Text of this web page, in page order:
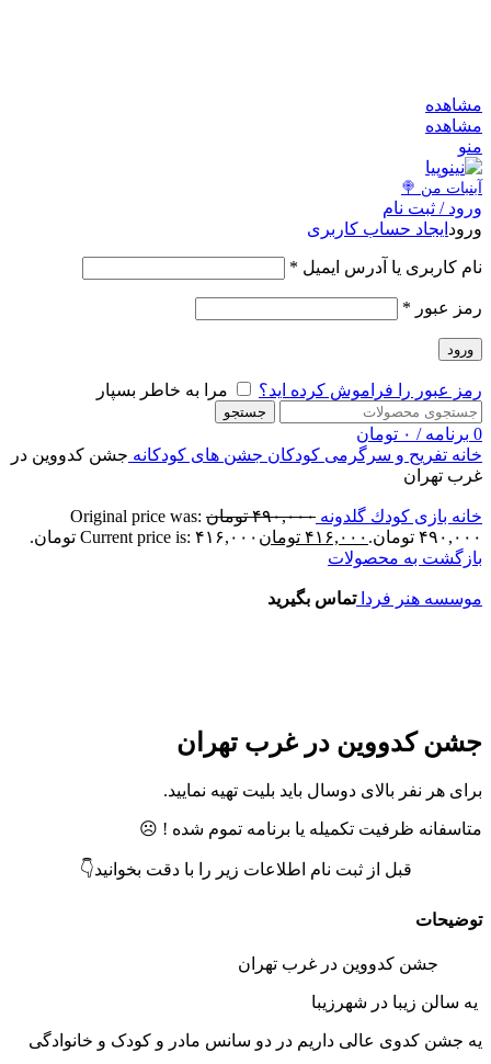
من 🍭
/ ثبت نام
ایجاد حساب کاربری
کاربری یا آدرس ایمیل*
عبور*
ورود
عبور را فراموش کرده اید؟ مرا به خاطر بسپار
جستجو
برنامه / ۰ تومان
تفریح و سرگرمی کودکانجشن های کودکانهجشن کدووین در
تهران
بازی كودك گلدونه۴۹۰,۰۰۰ تومان Original price was:
تومان.
۴۱۶,۰۰۰ تومانCurrent price is: ۴۱۶,۰۰۰ تومان.
به محصولات
هنر فرداتماس بگیرید
کدووین در غرب تهران
هر نفر بالای دوسال باید بلیت تهیه نمایید.
ظرفیت تکمیله یا برنامه تموم شده ! ☹️
قبل از ثبت نام اطلاعات زیر را با دقت بخوانید👇
جشن کدووین در غرب تهران
سالن زیبا در شهرزیبا
جشن کدوی عالی داریم در دو سانس مادر و کودک و خانوادگی